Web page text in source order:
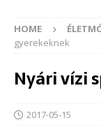
HOME
gyerekeknek
Nyári vízi
2017-05-15